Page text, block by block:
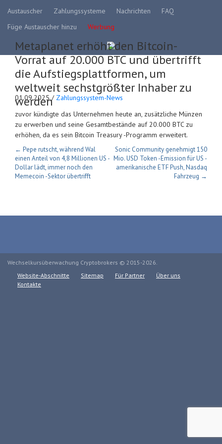
Austauscher Zahlungssysteme Nachrichten
FAQ
Füge Austauscher hinzu
Werbung
Metaplanet erhöht den Bitcoin-
Vorrat auf 20.000 BTC und übertrifft
die Aufstiegsplattformen, um
weltweit sechstgrößter Inhaber zu
werden
01.09.2025 / Zahlungssystem-News
zuvor kündigte das Unternehmen heute an, zusätzliche Münzen
zu erwerben und seine Gesamtbestände auf 20.000 BTC zu
erhöhen, da es sein Bitcoin Treasury -Programm erweitert.
← Pepe rutscht, während Wal
einen Anteil von 4,8 Millionen US -
Dollar lädt, immer noch den
Memecoin -Sektor übertrifft
Sonic Community genehmigt 150
Mio. USD Token -Emission für US -
amerikanische ETF Push, Nasdaq
Fahrzeug →
Wechselkursüberwachung Cryptobrokers © 2015-2026.
Website-Abschnitte
Sitemap Für Partner
Über uns
Kontakte